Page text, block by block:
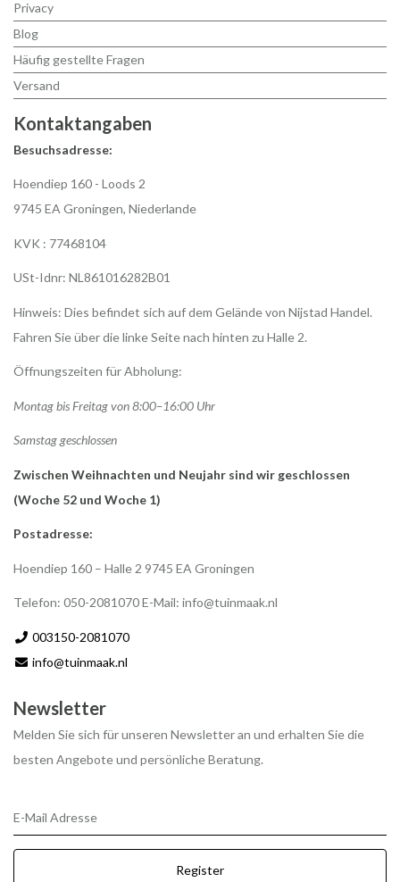
Privacy
Blog
Häufig gestellte Fragen
Versand
Kontaktangaben
Besuchsadresse:
Hoendiep 160 - Loods 2
9745 EA Groningen, Niederlande
KVK : 77468104
USt-Idnr: NL861016282B01
Hinweis: Dies befindet sich auf dem Gelände von Nijstad Handel.
Fahren Sie über die linke Seite nach hinten zu Halle 2.
Öffnungszeiten für Abholung:
Montag bis Freitag von 8:00–16:00 Uhr
Samstag geschlossen
Zwischen Weihnachten und Neujahr sind wir geschlossen
(Woche 52 und Woche 1)
Postadresse:
Hoendiep 160 – Halle 2 9745 EA Groningen
Telefon: 050-2081070 E-Mail: info@tuinmaak.nl
003150-2081070
info@tuinmaak.nl
Newsletter
Melden Sie sich für unseren Newsletter an und erhalten Sie die
besten Angebote und persönliche Beratung.
E-Mail Adresse
Register